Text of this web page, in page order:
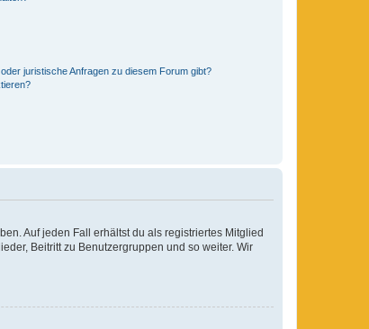
juristische Anfragen zu diesem Forum gibt?
Auf jeden Fall erhältst du als registriertes Mitglied
Beitritt zu Benutzergruppen und so weiter. Wir